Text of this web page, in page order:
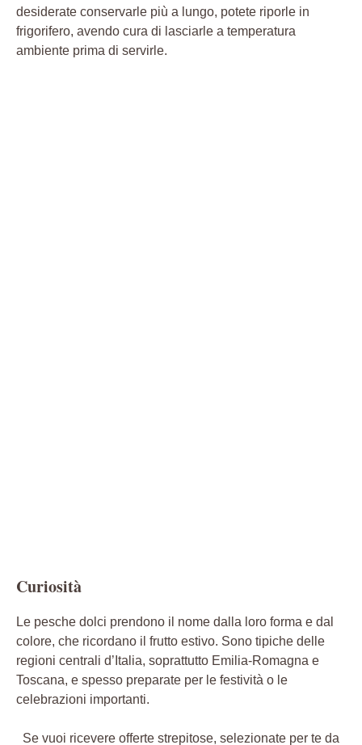
desiderate conservarle più a lungo, potete riporle in
frigorifero, avendo cura di lasciarle a temperatura
ambiente prima di servirle.
Curiosità
Le pesche dolci prendono il nome dalla loro forma e dal
colore, che ricordano il frutto estivo. Sono tipiche delle
regioni centrali d’Italia, soprattutto Emilia-Romagna e
Toscana, e spesso preparate per le festività o le
celebrazioni importanti.
Se vuoi ricevere offerte strepitose, selezionate per te da